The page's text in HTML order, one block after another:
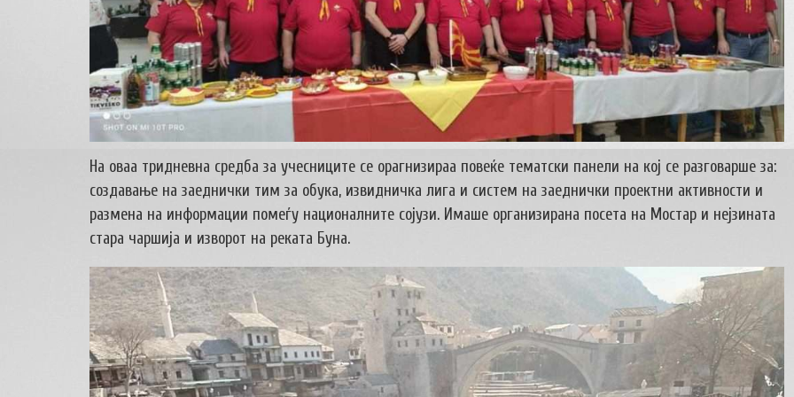
На оваа тридневна средба за учесниците се орагнизираа повеќе тематски панели на кој се разговарше за:
создавање на заеднички тим за обука, извидничка лига и систем на заеднички проектни активности и
размена на информации помеѓу националните сојузи. Имаше организирана посета на Мостар и нејзината
стара чаршија и изворот на реката Буна.